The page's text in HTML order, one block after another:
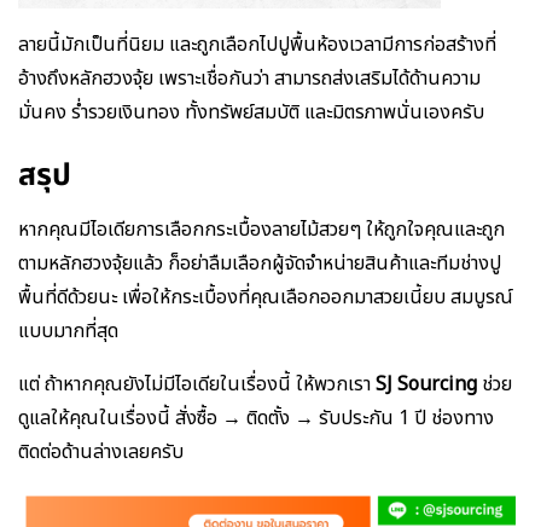
ลายนี้มักเป็นที่นิยม และถูกเลือกไปปูพื้นห้องเวลามีการก่อสร้างที่
อ้างถึงหลักฮวงจุ้ย เพราะเชื่อกันว่า สามารถส่งเสริมได้ด้านความ
มั่นคง ร่ำรวยเงินทอง ทั้งทรัพย์สมบัติ และมิตรภาพนั่นเองครับ
สรุป
หากคุณมีไอเดียการเลือกกระเบื้องลายไม้สวยๆ ให้ถูกใจคุณและถูก
ตามหลักฮวงจุ้ยแล้ว ก็อย่าลืมเลือกผู้จัดจำหน่ายสินค้าและทีมช่างปู
พื้นที่ดีด้วยนะ เพื่อให้กระเบื้องที่คุณเลือกออกมาสวยเนี้ยบ สมบูรณ์
แบบมากที่สุด
แต่ ถ้าหากคุณยังไม่มีไอเดียในเรื่องนี้ ให้พวกเราSJ Sourcing ช่วย
ดูแลให้คุณในเรื่องนี้ สั่งซื้อ → ติดตั้ง → รับประกัน 1 ปี ช่องทาง
ติดต่อด้านล่างเลยครับ